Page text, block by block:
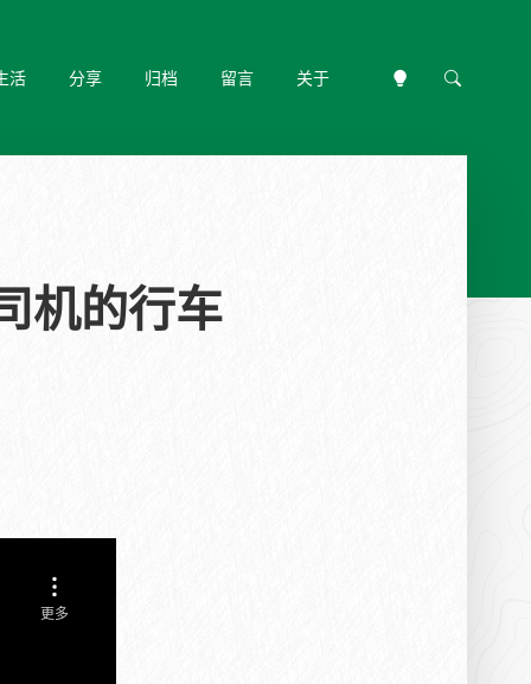
活 分享 归档 留言 关于
机的行车